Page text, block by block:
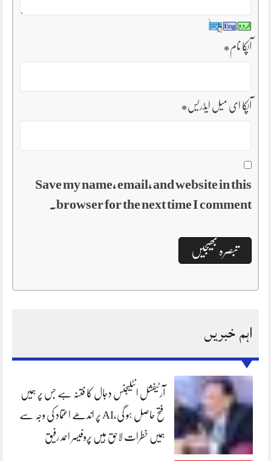
آپکا نام*
آپکا ای میل ایڈریس*
Save my name, email, and website in this
browser for the next time I comment.
اہم خبریں
آرٹیفشل انٹلیجنس دجال کا فتنہ ہے جس پر ہمیں
فتح حاصل ہو گی،AI پر اندھے اعتماد کی وجہ سے
ہمیں خطرات لاحق ہیں پروفیسر احمد رفیق